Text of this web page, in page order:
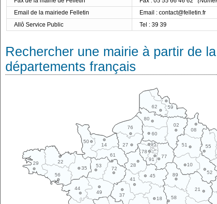
Email de la mairiede Felletin
Email : contact@felletin.fr
Allô Service Public
Tel : 39 39
Rechercher une mairie à partir de
départements français
10
14
18
21
22
27
28
29
35
37
41
44
45
49
50
51
52
53
55
56
58
59
60
61
62
02
08
72
76
77
78
80
89
91
95